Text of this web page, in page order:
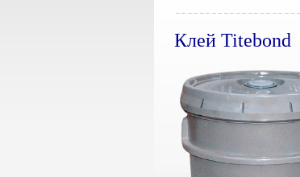
Клей Titebond